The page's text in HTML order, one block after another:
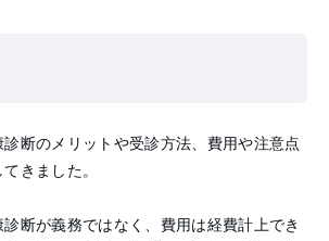
断のメリットや受診方法、費用や注意点
きました。
断が義務ではなく、費用は経費計上でき